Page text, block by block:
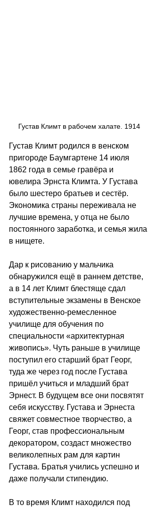
Густав Климт в рабочем халате. 1914
Густав Климт родился в венском
пригороде Баумгартене 14 июля
1862 года в семье гравёра и
ювелира Эрнста Климта. У Густава
было шестеро братьев и сестёр.
Экономика страны переживала не
лучшие времена, у отца не было
постоянного заработка, и семья жила
в нищете.
Дар к рисованию у мальчика
обнаружился ещё в раннем детстве,
а в 14 лет Климт блестяще сдал
вступительные экзамены в Венское
художественно-ремесленное
училище для обучения по
специальности «архитектурная
живопись». Чуть раньше в училище
поступил его старший брат Георг,
туда же через год после Густава
пришёл учиться и младший брат
Эрнест. В будущем все они посвятят
себя искусству. Густава и Эрнеста
свяжет совместное творчество, а
Георг, став профессиональным
декоратором, создаст множество
великолепных рам для картин
Густава. Братья учились успешно и
даже получали стипендию.
В то время Климт находился под